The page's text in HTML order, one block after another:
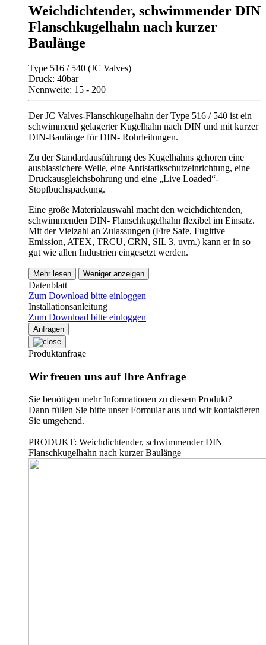
Weichdichtender, schwimmender DIN
Flanschkugelhahn nach kurzer
Baulänge
Type 516 / 540 (JC Valves)
Druck: 40bar
Nennweite: 15 - 200
Der JC Valves-Flanschkugelhahn der Type 516 / 540 ist ein
schwimmend gelagerter Kugelhahn nach DIN und mit kurzer
DIN-Baulänge für DIN- Rohrleitungen.
Zu der Standardausführung des Kugelhahns gehören eine
ausblassichere Welle, eine Antistatikschutzeinrichtung, eine
Druckausgleichsbohrung und eine „Live Loaded“-
Stopfbuchspackung.
Eine große Materialauswahl macht den weichdichtenden,
schwimmenden DIN- Flanschkugelhahn flexibel im Einsatz.
Mit der Vielzahl an Zulassungen (Fire Safe, Fugitive
Emission, ATEX, TRCU, CRN, SIL 3, uvm.) kann er in so
gut wie allen Industrien eingesetzt werden.
Mehr lesen Weniger anzeigen
Datenblatt
Zum Download bitte einloggen
Installationsanleitung
Zum Download bitte einloggen
Anfragen
Produktanfrage
Wir freuen uns auf Ihre Anfrage
Sie benötigen mehr Informationen zu diesem Produkt?
Dann füllen Sie bitte unser Formular aus und wir kontaktieren
Sie umgehend.
PRODUKT: Weichdichtender, schwimmender DIN
Flanschkugelhahn nach kurzer Baulänge